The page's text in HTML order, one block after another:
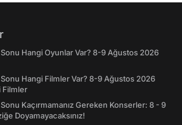
Hangi Oyunlar Var? 8-9 Ağustos 2026
Hangi Filmler Var? 8-9 Ağustos 2026
Filmler
Kaçırmamanız Gereken Konserler: 8 - 9
Doyamayacaksınız!